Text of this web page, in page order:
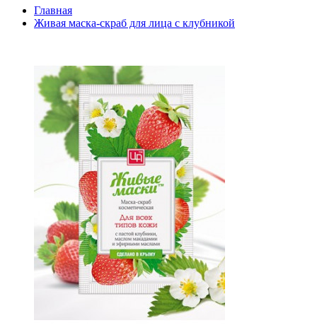
Главная
Живая маска-скраб для лица с клубникой